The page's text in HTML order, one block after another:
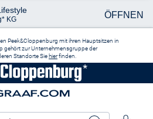
Peek&Cloppenburg mit ihren Hauptsitzen in
gehört zur Unternehmensgruppe der
Standorte Sie hierfinden.
KG ÖFFNEN